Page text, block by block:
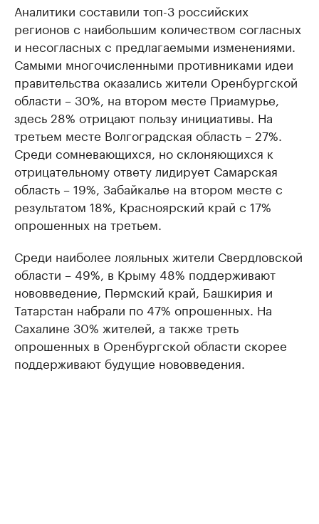
Аналитики составили топ-3 российских
регионов с наибольшим количеством согласных
и несогласных с предлагаемыми изменениями.
Самыми многочисленными противниками идеи
правительства оказались жители Оренбургской
области – 30%, на втором месте Приамурье,
здесь 28% отрицают пользу инициативы. На
третьем месте Волгоградская область – 27%.
Среди сомневающихся, но склоняющихся к
отрицательному ответу лидирует Самарская
область – 19%, Забайкалье на втором месте с
результатом 18%, Красноярский край с 17%
опрошенных на третьем.
Среди наиболее лояльных жители Свердловской
области – 49%, в Крыму 48% поддерживают
нововведение, Пермский край, Башкирия и
Татарстан набрали по 47% опрошенных. На
Сахалине 30% жителей, а также треть
опрошенных в Оренбургской области скорее
поддерживают будущие нововведения.